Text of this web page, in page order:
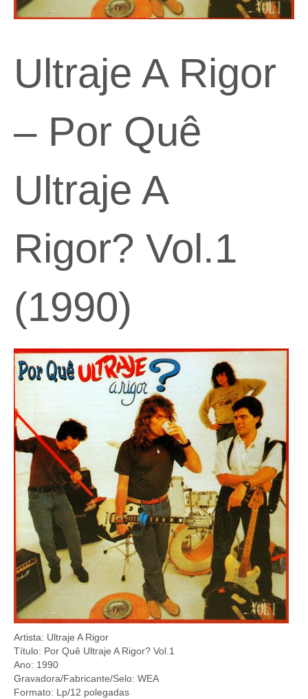
Ultraje A Rigor
– Por Quê
Ultraje A
Rigor? Vol.1
(1990)
Artista: Ultraje A Rigor
Título: Por Quê Ultraje A Rigor? Vol.1
Ano: 1990
Gravadora/Fabricante/Selo: WEA
Formato: Lp/12 polegadas